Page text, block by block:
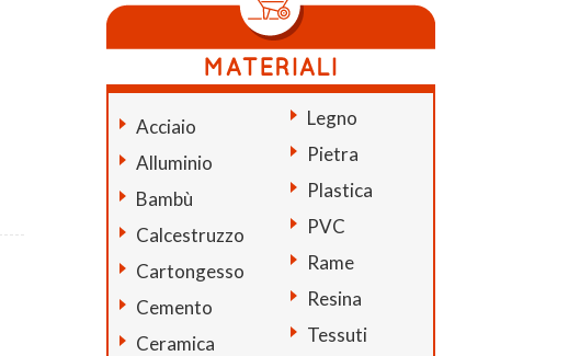
Acciaio
Alluminio
Bambù
Calcestruzzo
Cartongesso
Cemento
Ceramica
Legno
Pietra
Plastica
PVC
Rame
Resina
Tessuti